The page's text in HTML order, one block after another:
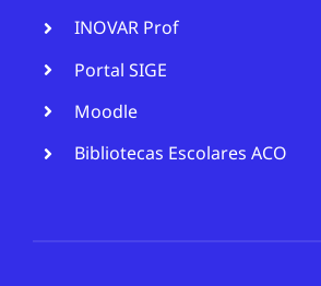
INOVAR Prof
Portal SIGE
Moodle
Bibliotecas Escolares ACO